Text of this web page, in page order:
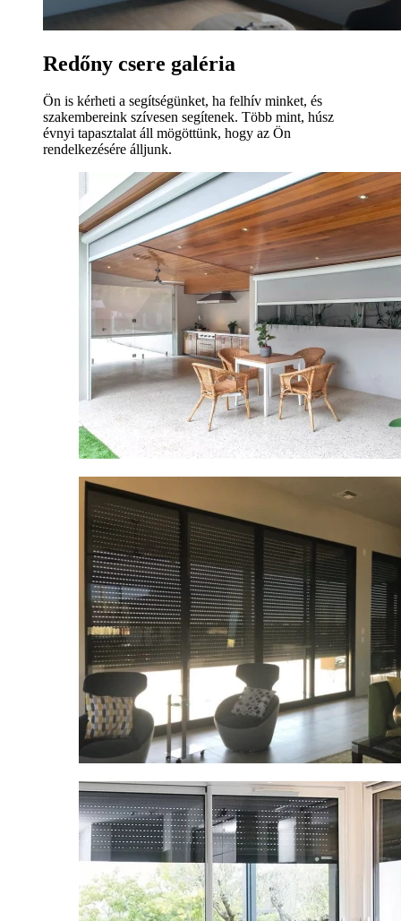
Redőny csere galéria
Ön is kérheti a segítségünket, ha felhív minket, és
szakembereink szívesen segítenek. Több mint, húsz
évnyi tapasztalat áll mögöttünk, hogy az Ön
rendelkezésére álljunk.